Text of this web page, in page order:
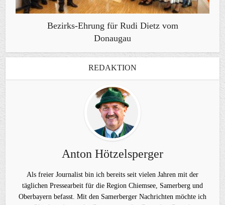
Bezirks-Ehrung für Rudi Dietz vom
Donaugau
REDAKTION
Anton Hötzelsperger
Als freier Journalist bin ich bereits seit vielen Jahren mit der
täglichen Pressearbeit für die Region Chiemsee, Samerberg und
Oberbayern befasst. Mit den Samerberger Nachrichten möchte ich